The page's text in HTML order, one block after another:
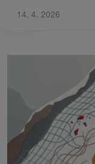
14. 4. 2026